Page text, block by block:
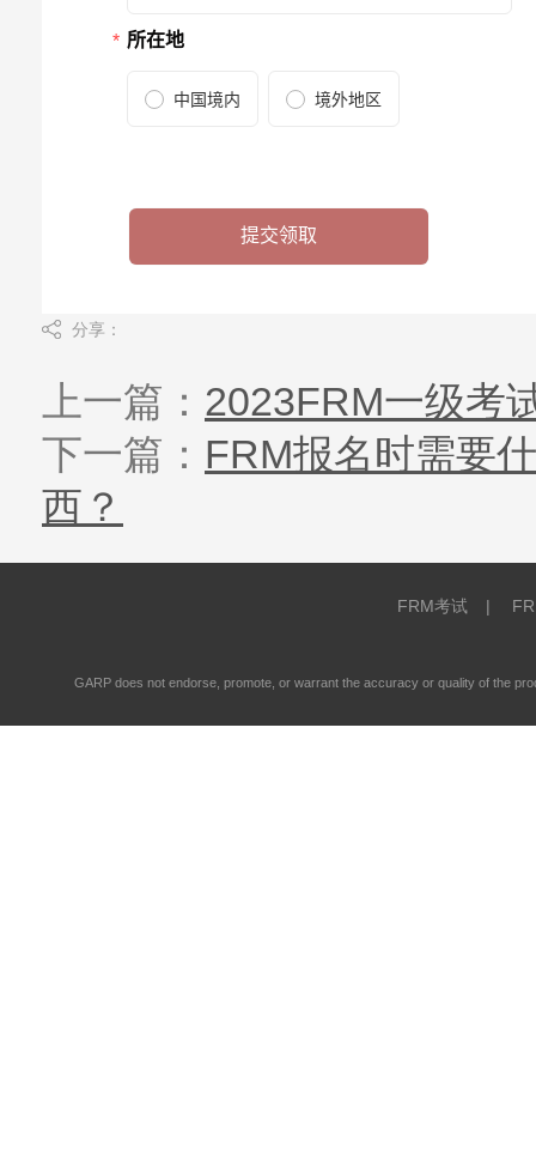
分享：
上一篇： 2023FRM一级考
下一篇： FRM报名时需要
西？
FRM考试 |
GARP does not endorse, promote, or warrant the accuracy or quality of the